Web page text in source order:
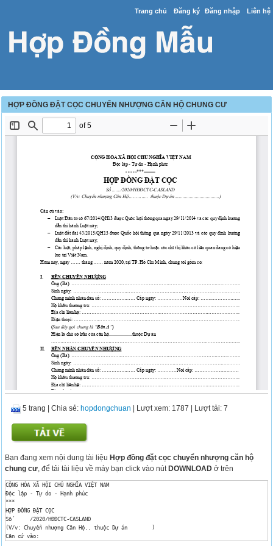
Trang chủ Đăng ký Đăng nhập Liên hệ
HỢP ĐỒNG ĐẶT CỌC CHUYỂN NHƯỢNG CĂN HỘ CHUNG CƯ
5 trang |Chia sẻ: hopdongchuan | Lượt xem: 1787 | Lượt tải: 7
Bạn đang xem nội dung tài liệuHợp đồng đặt cọc chuyển nhượng căn hộ
chung cư , để tải tài liệu về máy bạn click vào nútDOWNLOAD ở trên
CỘNG HÒA XÃ HỘI CHỦ NGHĨA VIỆT NAM
Độc lập - Tự do - Hạnh phúc
***
HỢP ĐỒNG ĐẶT CỌC
Số	/2020/HĐĐCTC-CASLAND
(V/v: Chuyển nhượng Căn Hộ.. thuộc Dự án	)
Căn cứ vào: